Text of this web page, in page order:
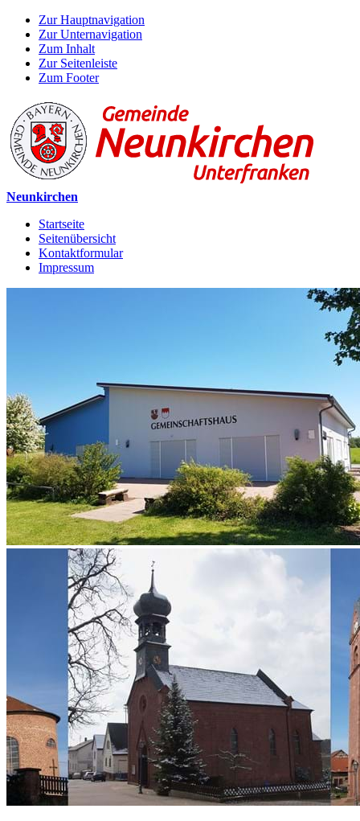
Zur Hauptnavigation
Zur Unternavigation
Zum Inhalt
Zur Seitenleiste
Zum Footer
Neunkirchen
Startseite
Seitenübersicht
Kontaktformular
Impressum